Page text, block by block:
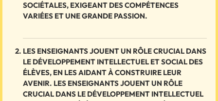
SOCIÉTALES, EXIGEANT DES COMPÉTENCES
VARIÉES ET UNE GRANDE PASSION.
LES ENSEIGNANTS JOUENT UN RÔLE CRUCIAL DANS
LE DÉVELOPPEMENT INTELLECTUEL ET SOCIAL DES
ÉLÈVES, EN LES AIDANT À CONSTRUIRE LEUR
AVENIR. LES ENSEIGNANTS JOUENT UN RÔLE
CRUCIAL DANS LE DÉVELOPPEMENT INTELLECTUEL